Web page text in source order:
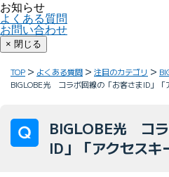
お知らせ
よくある質問
お問い合わせ
× 閉じる
TOP よくある質問 注目のカテゴリ
BIGLOBE光 コラボ回線の「お客さまID」「
BIGLOBE光 コラ
ID」「アクセスキ